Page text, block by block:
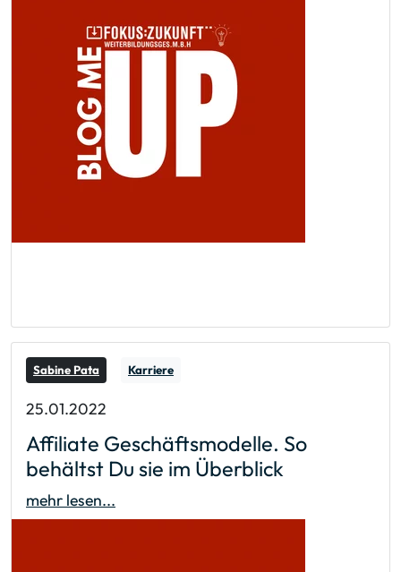
Sabine Pata Karriere
25.01.2022
Affiliate Geschäftsmodelle. So
behältst Du sie im Überblick
mehr lesen...